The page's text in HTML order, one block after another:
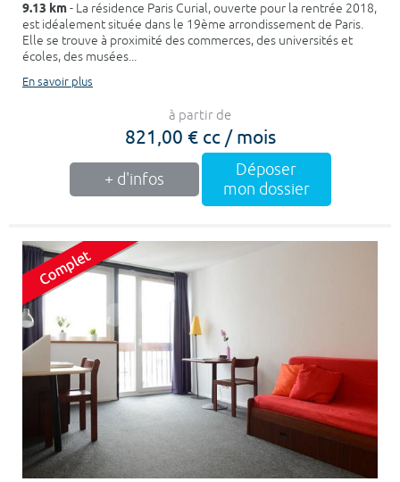
9.13 km- La résidence Paris Curial, ouverte pour la rentrée 2018,
est idéalement située dans le 19ème arrondissement de Paris.
Elle se trouve à proximité des commerces, des universités et
écoles, des musées...
En savoir plus
à partir de
821,00 € cc / mois
+ d'infos
Déposer
mon dossier